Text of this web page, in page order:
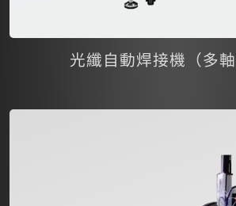
光纖自動焊接機（多軸